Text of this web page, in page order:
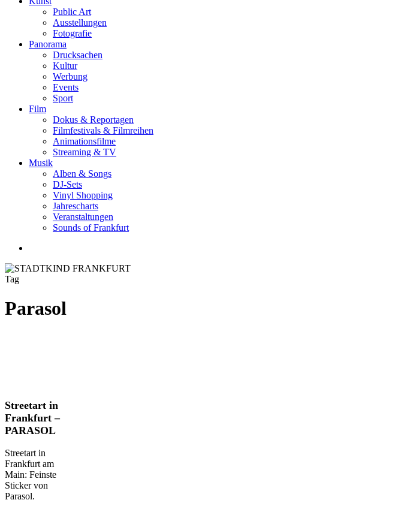
Public Art
Ausstellungen
Fotografie
Panorama
Drucksachen
Kultur
Werbung
Events
Sport
Film
Dokus & Reportagen
Filmfestivals & Filmreihen
Animationsfilme
Streaming & TV
Musik
Alben & Songs
DJ-Sets
Vinyl Shopping
Jahrescharts
Veranstaltungen
Sounds of Frankfurt
Tag
Parasol
Streetart
in
Frankfurt
–
Streetart in
Frankfurt –
PARASOL
Streetart in
Frankfurt am
Main: Feinste
Sticker von
Parasol.